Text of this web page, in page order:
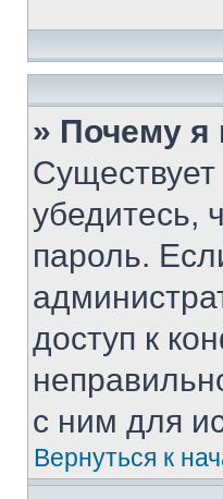
» Почему я
убедитесь,
пароль.
доступ к
с ним для
Вернуться к